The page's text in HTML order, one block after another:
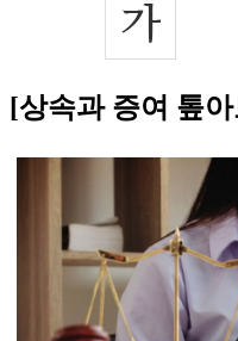
[상속과 증여 톺